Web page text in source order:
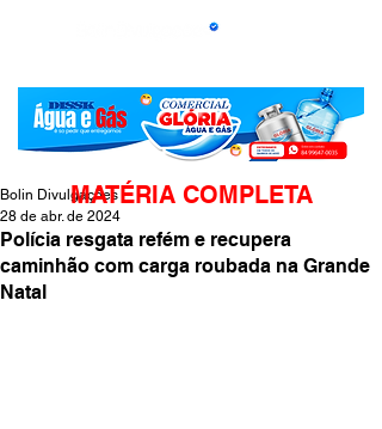
Polícia resgata refém e recupera
caminhão com carga roubada na Grande
Natal
Bolin Divulgações
28 de abr. de 2024
MATÉRIA COMPLETA